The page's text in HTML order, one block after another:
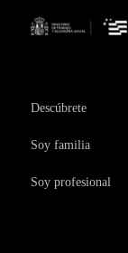
Descúbrete
Soy familia
Soy profesional